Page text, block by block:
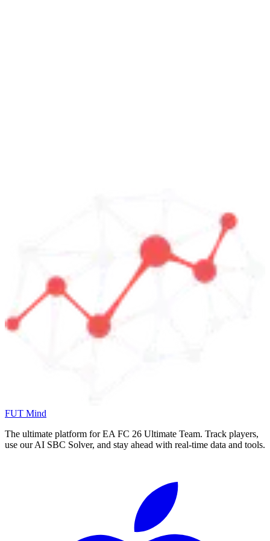
FUT Mind
The ultimate platform for EA FC 26 Ultimate Team. Track players,
use our AI SBC Solver, and stay ahead with real-time data and tools.